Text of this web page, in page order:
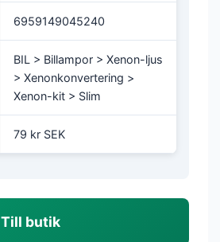
6959149045240
BIL > Billampor > Xenon-ljus
> Xenonkonvertering >
Xenon-kit > Slim
79 kr SEK
Till butik